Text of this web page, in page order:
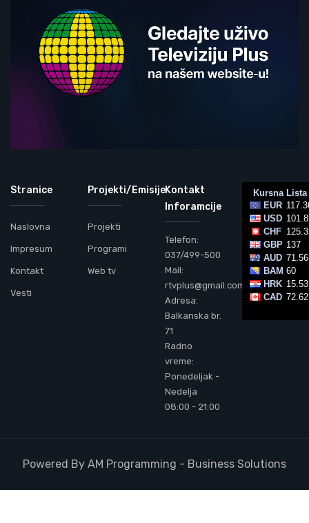
Stranice
Naslovna
Impresum
Kontakt
Vesti
Projekti/Emisije
Projekti
Programi
Web tv
Kontakt
Inforamcije
Telefon:
037/499-500
Mail:
rtvplus@gmail.com
Adresa:
Balkanska br.
71
Radno
vreme:
Ponedeljak -
Nedelja
08:00 - 21:00
Powered By AM Programming - Business Solutions